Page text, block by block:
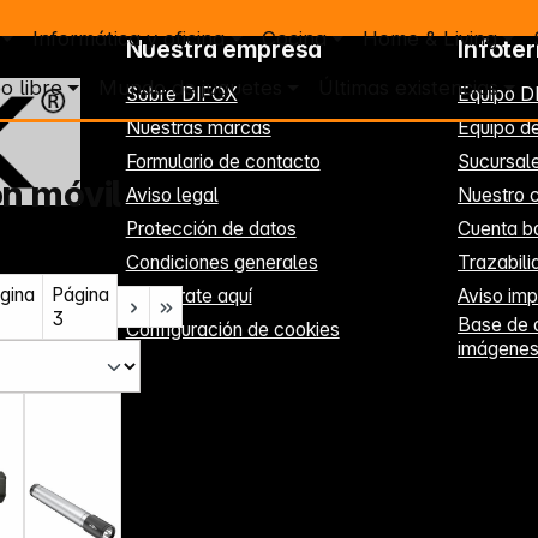
Informática y oficina Cocina Home & Living
libre Mundo de juguetes Últimas existencias
móvil
Página
3
Nuestra empresa
Sobre DIFOX
Nuestras marcas
Formulario de contacto
Aviso legal
Protección de datos
Condiciones generales
Regístrate aquí
Configuración de cookies
Equipo
Equipo
Nuestro
Cuenta
Aviso
Base de
imágenes